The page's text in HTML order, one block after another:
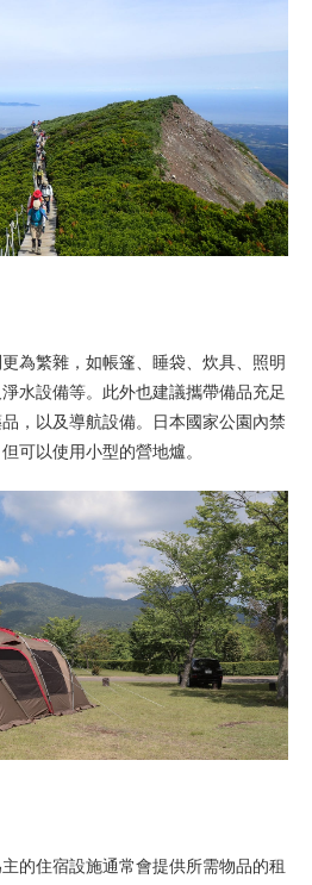
為繁雜，如帳篷、睡袋、炊具、照明
水設備等。此外也建議攜帶備品充足
，以及導航設備。日本國家公園內禁
可以使用小型的營地爐。
的住宿設施通常會提供所需物品的租